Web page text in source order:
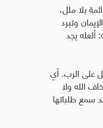
بلا ملل،
وتبرد
يجد
على الرب. أي
الله ولا
سمع طلباتها